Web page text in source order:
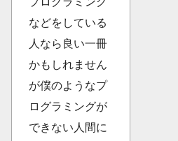
などをしている
人なら良い一冊
かもしれません
が僕のようなプ
ログラミングが
できない人間に